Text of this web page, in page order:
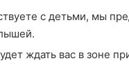
с детьми, мы
ждать вас в зоне